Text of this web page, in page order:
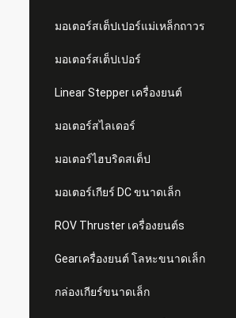
มอเตอร์สเต็ปเปอร์แม่เหล็กถาวร
มอเตอร์สเต็ปเปอร์
Linear Stepper เครื่องยนต์
มอเตอร์สไลเดอร์
มอเตอร์ไฮบริดสเต็ป
มอเตอร์เกียร์ DC ขนาดเล็ก
ROV Thruster เครื่องยนต์s
Gearเครื่องยนต์ โลหะขนาดเล็ก
กล่องเกียร์ขนาดเล็ก